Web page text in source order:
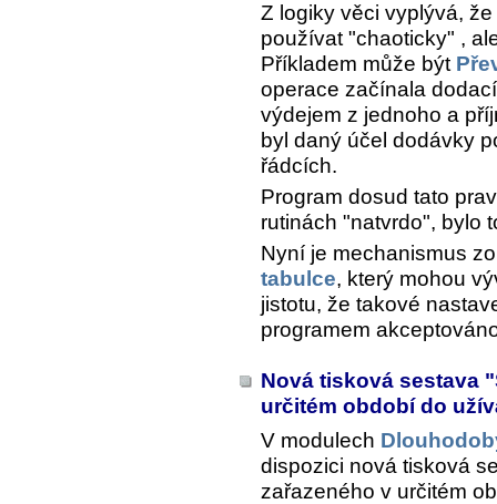
Z logiky věci vyplývá,
používat "chaoticky" ,
Příkladem může být
operace začínala
výdejem z jednoho a
byl daný účel dodávky
řádcích.
Program dosud tato
rutinách "natvrdo", bylo
Nyní je mechanismus
tabulce, který mohou
jistotu, že takové
programem
Nová tisková sestava
určitém období do
V modulech
dispozici nová tisková
zařazeného v určitém